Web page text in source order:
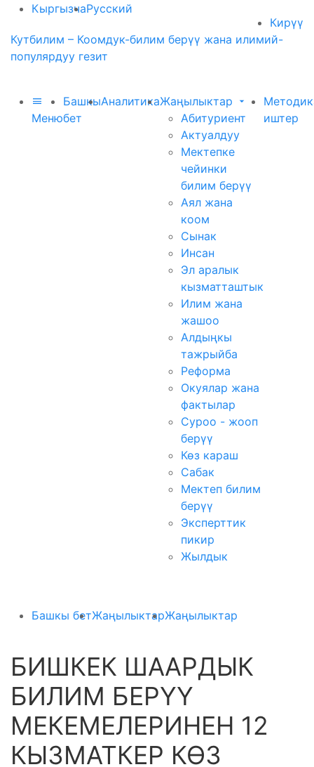
КыргызчаРусский
Кирүү
Кутбилим – Коомдук-билим берүү жана илимий-
популярдуу гезит
Меню
Башкы
бет
АналитикаЖаңылыктар
Абитуриент
Актуалдуу
Мектепке
чейинки
билим берүү
Аял жана
коом
Сынак
Инсан
Эл аралык
кызматташтык
Илим жана
жашоо
Алдыңкы
тажрыйба
Реформа
Окуялар жана
фактылар
Суроо - жооп
берүү
Көз караш
Сабак
Мектеп билим
берүү
Эксперттик
пикир
Жылдык
иштер
Башкы бетЖаңылыктарЖаңылыктар
БИШКЕК ШААРДЫК
БИЛИМ БЕРҮҮ
МЕКЕМЕЛЕРИНЕН 12
КЫЗМАТКЕР КӨЗ